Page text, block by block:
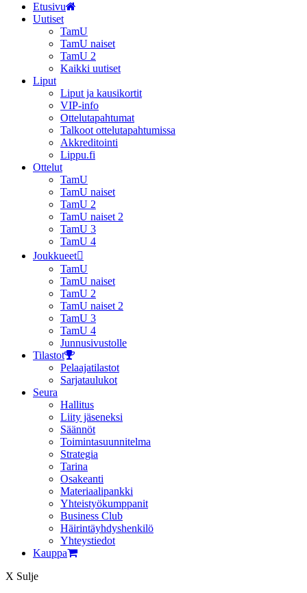
Etusivu
Uutiset
TamU
TamU naiset
TamU 2
Kaikki uutiset
Liput
Liput ja kausikortit
VIP-info
Ottelutapahtumat
Talkoot ottelutapahtumissa
Akkreditointi
Lippu.fi
Ottelut
TamU
TamU naiset
TamU 2
TamU naiset 2
TamU 3
TamU 4
Joukkueet
TamU
TamU naiset
TamU 2
TamU naiset 2
TamU 3
TamU 4
Junnusivustolle
Tilastot
Pelaajatilastot
Sarjataulukot
Seura
Hallitus
Liity jäseneksi
Säännöt
Toimintasuunnitelma
Strategia
Tarina
Osakeanti
Materiaalipankki
Yhteistyö­kumppanit
Business Club
Häirintä­yhdyshenkilö
Yhteystiedot
Kauppa
X Sulje